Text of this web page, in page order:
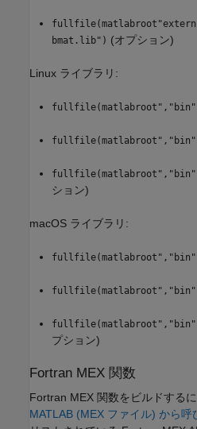
bmat.lib") (オプション)
Linux ライブラリ:
ション)
macOS ライブラリ:
プション)
Fortran MEX 関数
Fortran MEX 関数をビルドするに
MATLAB (MEX ファイル) から